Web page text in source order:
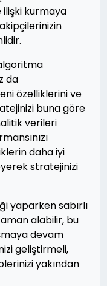
ilişki kurmaya
da
özelliklerini ve
buna göre
verileri
daha iyi
stratejinizi
yaparken sabırlı
alabilir, bu
devam
geliştirmeli,
yakından